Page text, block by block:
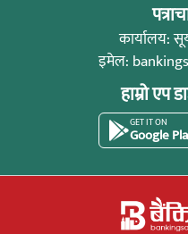
कार्यालय:
इमेल:
हाम्रो एप
GET IT ON
Google